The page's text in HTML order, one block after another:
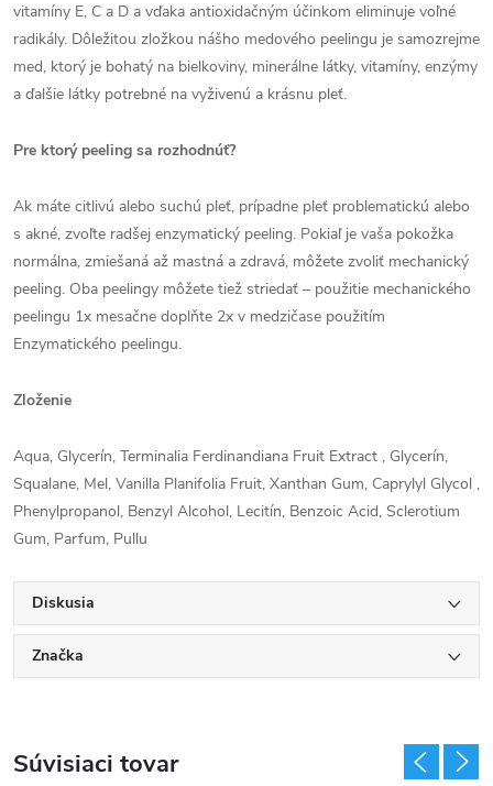
vitamíny E, C a D a vďaka antioxidačným účinkom eliminuje voľné
radikály. Dôležitou zložkou nášho medového peelingu je samozrejme
med, ktorý je bohatý na bielkoviny, minerálne látky, vitamíny, enzýmy
a ďalšie látky potrebné na vyživenú a krásnu pleť.
Pre ktorý peeling sa rozhodnúť?
Ak máte citlivú alebo suchú pleť, prípadne pleť problematickú alebo
s akné, zvoľte radšej enzymatický peeling. Pokiaľ je vaša pokožka
normálna, zmiešaná až mastná a zdravá, môžete zvoliť mechanický
peeling. Oba peelingy môžete tiež striedať – použitie mechanického
peelingu 1x mesačne doplňte 2x v medzičase použitím
Enzymatického peelingu.
Zloženie
Aqua, Glycerín, Terminalia Ferdinandiana Fruit Extract , Glycerín,
Squalane, Mel, Vanilla Planifolia Fruit, Xanthan Gum, Caprylyl Glycol ,
Phenylpropanol, Benzyl Alcohol, Lecitín, Benzoic Acid, Sclerotium
Gum, Parfum, Pullu
Diskusia
Značka
Súvisiaci tovar